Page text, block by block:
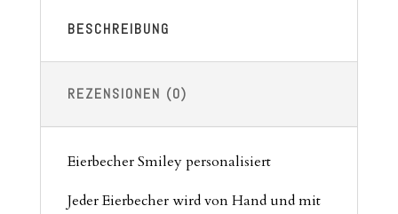
BESCHREIBUNG
REZENSIONEN (0)
Eierbecher Smiley personalisiert
Jeder Eierbecher wird von Hand und mit